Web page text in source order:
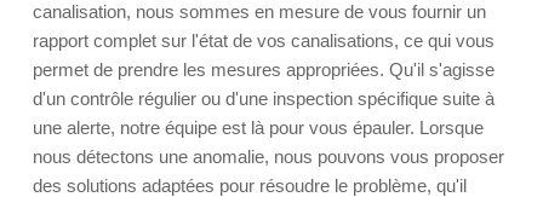
canalisation, nous sommes en mesure de vous fournir un
rapport complet sur l'état de vos canalisations, ce qui vous
permet de prendre les mesures appropriées. Qu'il s'agisse
d'un contrôle régulier ou d'une inspection spécifique suite à
une alerte, notre équipe est là pour vous épauler. Lorsque
nous détectons une anomalie, nous pouvons vous proposer
des solutions adaptées pour résoudre le problème, qu'il